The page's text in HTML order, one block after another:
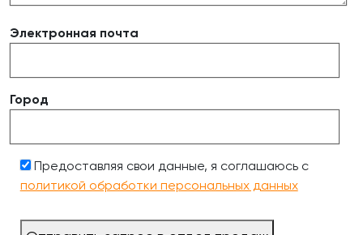
Электронная почта
Город
Предоставляя свои данные, я соглашаюсь с
политикой обработки персональных данных